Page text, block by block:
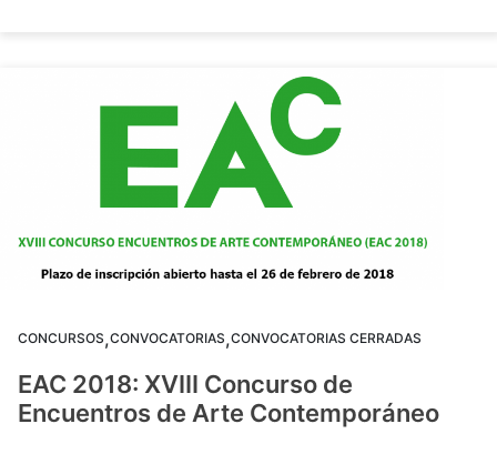
CONCURSOS,CONVOCATORIAS,CONVOCATORIAS CERRADAS
EAC 2018: XVIII Concurso de
Encuentros de Arte Contemporáneo